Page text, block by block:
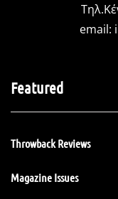
email:
Featured
Throwback Reviews
Magazine Issues